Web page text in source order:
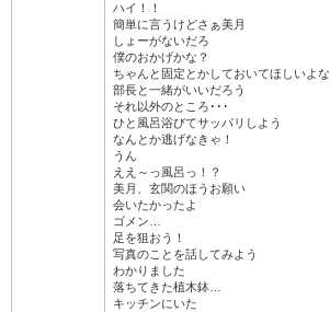
ハイ！！
簡単に言うけどさぁ美月
しょーがないだろ
僕のおかげかな？
ちゃんと固定とかしておいてほしいよな
部長と一緒がいいだろう
それ以外のところ･･･
ひと風呂浴びてサッパリしよう
なんとか逃げなきゃ！
うん
ええ～っ風呂っ！？
美月、玄関のほうお願い
会いたかったよ
ゴメン…
足を狙おう！
写真のことを話してみよう
わかりました
落ちてきた植木鉢…
キッチンにいた